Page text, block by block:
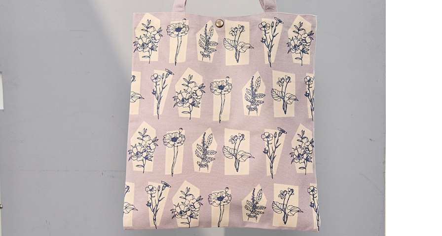
「AFTEE先享後付」，若未經同意申辦者引起之損失，本公司不負相關責
任。
４．使用「AFTEE先享後付」時，將依據個別帳號之用戶狀況，依本公司
即時審查核予不同之上限額度；若仍有額度不足之情形，本公司將視審查
結果請求用戶進行身份認證。
５．嚴禁一人註冊多個帳號或使用他人資訊註冊。若發現惡意使用之情
形，恩沛科技股份有限公司將有權停止該用戶之使用額度並採取法律行